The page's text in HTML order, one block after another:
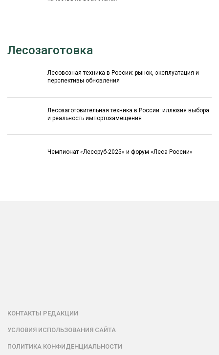
Лесозаготовка
Лесовозная техника в России: рынок, эксплуатация и
перспективы обновления
Лесозаготовительная техника в России: иллюзия выбора
и реальность импортозамещения
Чемпионат «Лесоруб-2025» и форум «Леса России»
КОНТАКТЫ РЕДАКЦИИ
УСЛОВИЯ ИСПОЛЬЗОВАНИЯ САЙТА
ПОЛИТИКА КОНФИДЕНЦИАЛЬНОСТИ